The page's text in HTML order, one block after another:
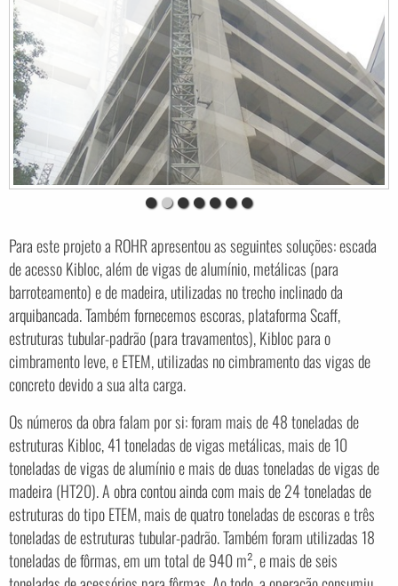
Para este projeto a ROHR apresentou as seguintes soluções: escada
de acesso Kibloc, além de vigas de alumínio, metálicas (para
barroteamento) e de madeira, utilizadas no trecho inclinado da
arquibancada. Também fornecemos escoras, plataforma Scaff,
estruturas tubular-padrão (para travamentos), Kibloc para o
cimbramento leve, e ETEM, utilizadas no cimbramento das vigas de
concreto devido a sua alta carga.
Os números da obra falam por si: foram mais de 48 toneladas de
estruturas Kibloc, 41 toneladas de vigas metálicas, mais de 10
toneladas de vigas de alumínio e mais de duas toneladas de vigas de
madeira (HT20). A obra contou ainda com mais de 24 toneladas de
estruturas do tipo ETEM, mais de quatro toneladas de escoras e três
toneladas de estruturas tubular-padrão. Também foram utilizadas 18
toneladas de fôrmas, em um total de 940 m², e mais de seis